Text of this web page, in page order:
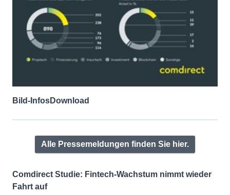
Bild-InfosDownload
Alle Pressemeldungen finden Sie hier.
Comdirect Studie: Fintech-Wachstum nimmt wieder
Fahrt auf